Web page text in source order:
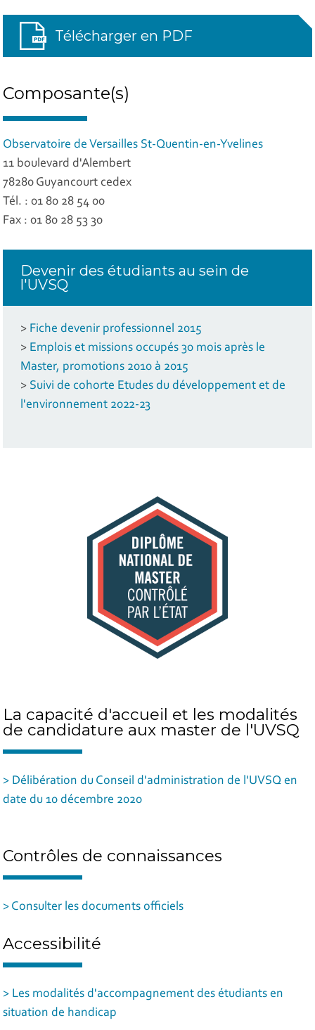
Télécharger en PDF
Composante(s)
Observatoire de Versailles St-Quentin-en-Yvelines
11 boulevard d'Alembert
78280 Guyancourt cedex
Tél. : 01 80 28 54 00
Fax : 01 80 28 53 30
Devenir des étudiants au sein de
l'UVSQ
> Fiche devenir professionnel 2015
> Emplois et missions occupés 30 mois après le
Master, promotions 2010 à 2015
> Suivi de cohorte Etudes du développement et de
l'environnement 2022-23
La capacité d'accueil et les modalités
de candidature aux master de l'UVSQ
> Délibération du Conseil d'administration de l'UVSQ en
date du 10 décembre 2020
Contrôles de connaissances
> Consulter les documents officiels
Accessibilité
> Les modalités d'accompagnement des étudiants en
situation de handicap